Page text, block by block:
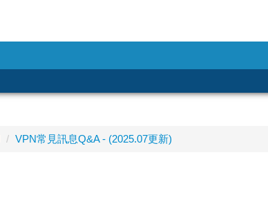
VPN常見訊息Q&A - (2025.07更新)